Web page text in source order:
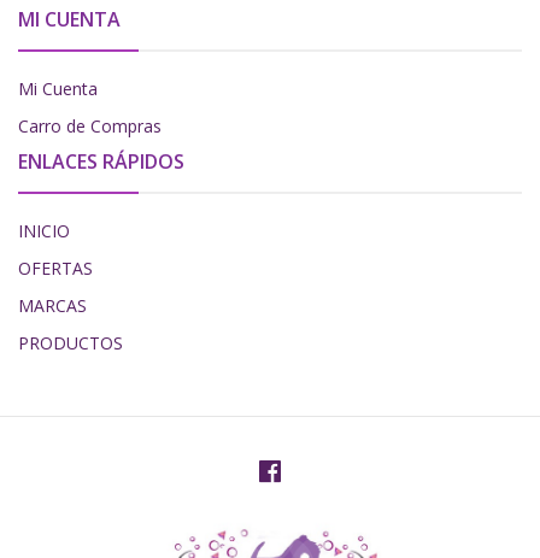
MI CUENTA
Mi Cuenta
Carro de Compras
ENLACES RÁPIDOS
INICIO
OFERTAS
MARCAS
PRODUCTOS